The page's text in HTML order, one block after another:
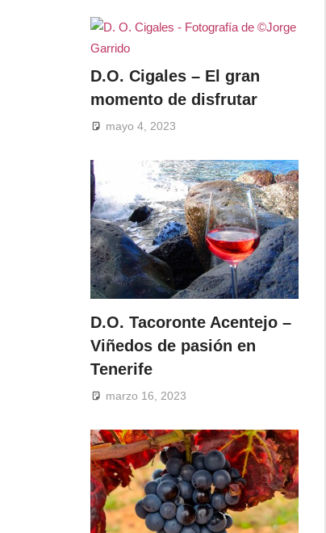
D.O. Cigales – El gran
momento de disfrutar
mayo 4, 2023
D.O. Tacoronte Acentejo –
Viñedos de pasión en
Tenerife
marzo 16, 2023